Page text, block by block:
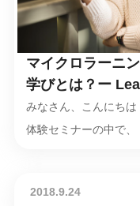
マイクロラーニ
学びとは？ー
みなさん、こんにち
体験セミナーの中で、
2018.9.24